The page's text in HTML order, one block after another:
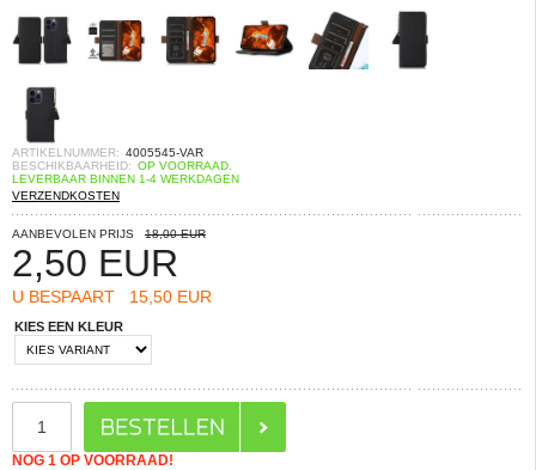
ARTIKELNUMMER: 4005545-VAR
BESCHIKBAARHEID: OP VOORRAAD.
LEVERBAAR BINNEN 1-4 WERKDAGEN
VERZENDKOSTEN
AANBEVOLEN PRIJS 18,00 EUR
2,50 EUR
U BESPAART 15,50 EUR
KIES EEN KLEUR
NOG 1 OP VOORRAAD!